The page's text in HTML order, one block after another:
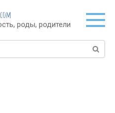
роды, родители